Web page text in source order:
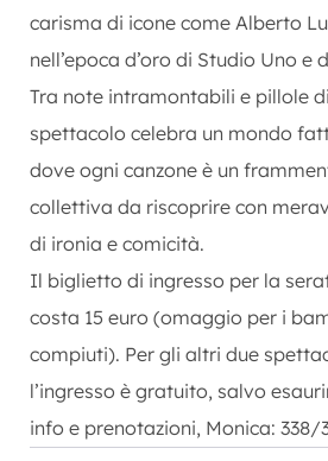
carisma di icone come Alberto
nell’epoca d’oro di Studio Uno e
Tra note intramontabili e pillole
spettacolo celebra un mondo
dove ogni canzone è un
collettiva da riscoprire con
di ironia e comicità.
Il biglietto di ingresso per la
costa 15 euro (omaggio per i
compiuti). Per gli altri due
l’ingresso è gratuito, salvo
info e prenotazioni, Monica: 338/